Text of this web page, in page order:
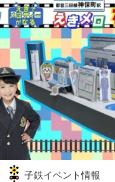
子鉄イベント情報